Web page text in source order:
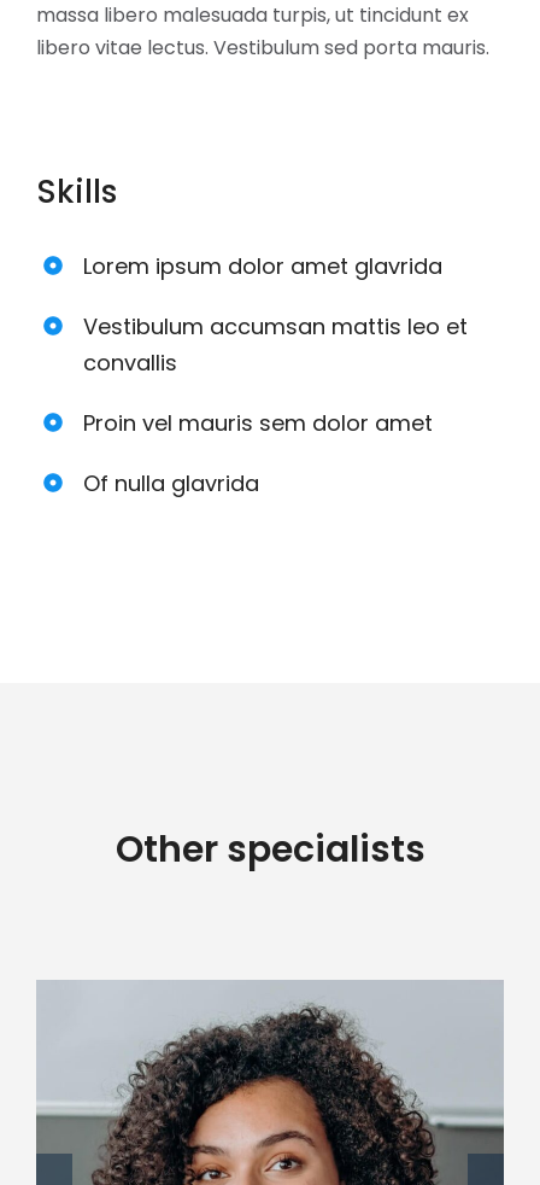
massa libero malesuada turpis, ut tincidunt ex
libero vitae lectus. Vestibulum sed porta mauris.
Skills
Lorem ipsum dolor amet glavrida
Vestibulum accumsan mattis leo et
convallis
Proin vel mauris sem dolor amet
Of nulla glavrida
Other specialists